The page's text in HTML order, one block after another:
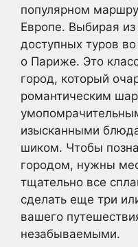
популярном
Европе. Выбирая
доступных туров
о Париже. Это
город, который
романтическим
изысканными
шиком. Чтобы
городом, нужны
тщательно все
сделать еще три
вашего
незабываемыми.